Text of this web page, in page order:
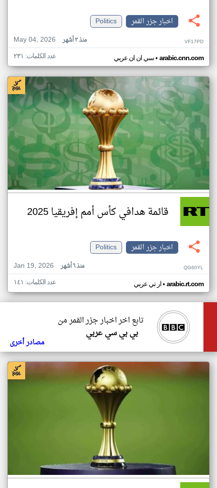
اخبار جزر القمر
Politics
May 04, 2026
منذ ٣ أشهر VF17PD
سي ان ان عربي• arabic.cnn.com عدد الكلمات: ٢٣١
قائمة هدافي كأس أمم إفريقيا 2025
اخبار جزر القمر
Politics
Jan 19, 2026
منذ ٦ أشهر QG60YL
ار تي عربي• arabic.rt.com عدد الكلمات: ١٤١
تابع اخر اخبار جزر القمر من
بي بي سي عربي
مصادر أخرى